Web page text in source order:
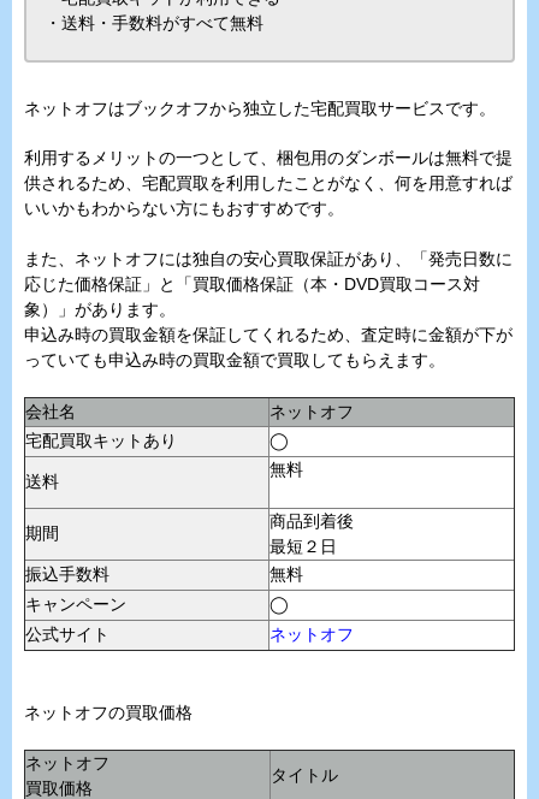
・送料・手数料がすべて無料
ネットオフはブックオフから独立した宅配買取サービスです。
利用するメリットの一つとして、梱包用のダンボールは無料で提
供されるため、宅配買取を利用したことがなく、何を用意すれば
いいかもわからない方にもおすすめです。
また、ネットオフには独自の安心買取保証があり、「発売日数に
応じた価格保証」と「買取価格保証（本・DVD買取コース対
象）」があります。
申込み時の買取金額を保証してくれるため、査定時に金額が下が
っていても申込み時の買取金額で買取してもらえます。
会社名
ネットオフ
宅配買取キットあり
◯
送料
無料
期間
商品到着後
最短２日
振込手数料
無料
キャンペーン
◯
公式サイト
ネットオフ
ネットオフの買取価格
ネットオフ
買取価格
タイトル